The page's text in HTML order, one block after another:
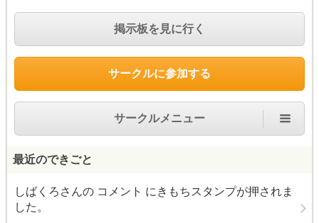
掲示板を見に行く
サークルに参加する
サークルメニュー
最近のできごと
しばくろ さんの コメント にきもちスタンプが押されま
した。